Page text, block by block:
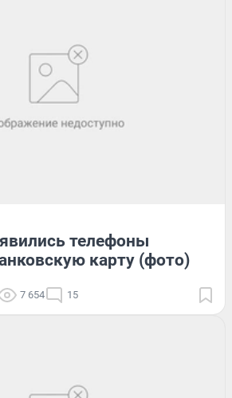
телефоны
карту (фото)
7 654 15